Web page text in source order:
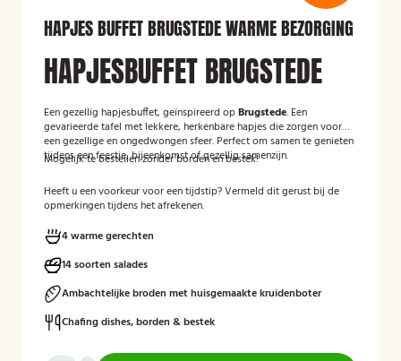
HAPJES BUFFET BRUGSTEDE WARME BEZORGING
HAPJESBUFFET BRUGSTEDE
Een gezellig hapjesbuffet, geïnspireerd opBrugstede. Een
gevarieerde tafel met lekkere, herkenbare hapjes die zorgen voor
een gezellige en ongedwongen sfeer. Perfect om samen te genieten
tijdens een feestje, bijeenkomst of gezellig samenzijn.
Mogelijk te bestellen zonder borden en bestek!
Heeft u een voorkeur voor een tijdstip? Vermeld dit gerust bij de
opmerkingen tijdens het afrekenen.
4 warme gerechten
14 soorten salades
Ambachtelijke broden met huisgemaakte kruidenboter
Chafing dishes, borden & bestek